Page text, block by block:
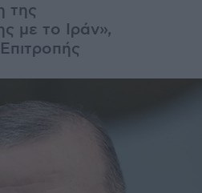
της
με το Ιράν»,